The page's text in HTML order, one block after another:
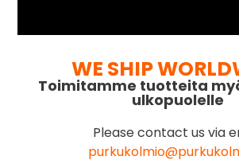
WE SHIP
Toimitamme tuotteita
ulkopuolelle
Please contact us via